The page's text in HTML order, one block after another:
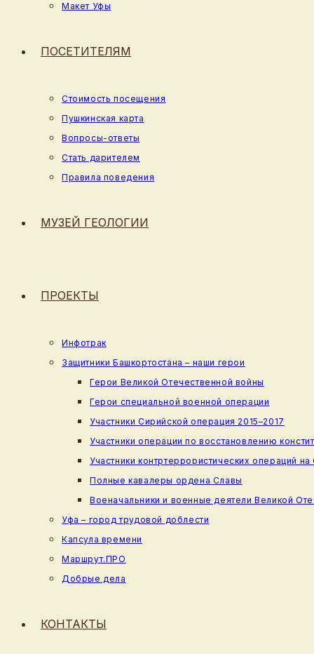
Макет Уфы
ПОСЕТИТЕЛЯМ
Стоимость посещения
Пушкинская карта
Вопросы-ответы
Стать дарителем
Правила поведения
МУЗЕЙ ГЕОЛОГИИ
ПРОЕКТЫ
Инфотрак
Защитники Башкортостана – наши герои
Герои Великой Отечественной войны
Герои специальной военной операции
Участники Сирийской операция 2015–2017
Участники операции по восстановлению
Участники контртеррористических операций
Полные кавалеры ордена Славы
Военачальники и военные деятели Великой
Уфа – город трудовой доблести
Капсула времени
Маршрут.ПРО
Добрые дела
КОНТАКТЫ